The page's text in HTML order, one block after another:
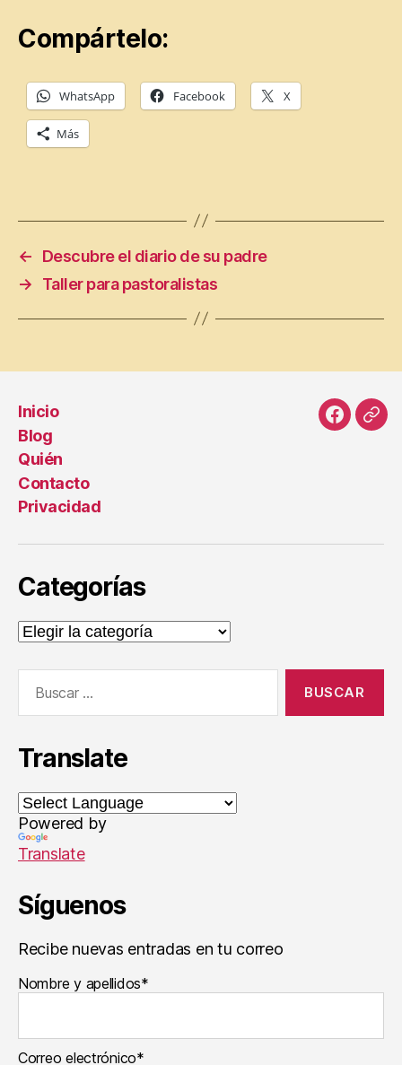
Compártelo:
WhatsApp Facebook X
Más
o
ie
n
z
o,
o
e
rs
n
←
Descubre el diario de su padre
→
Taller para pastoralistas
Inicio
Blog
Quién
Contacto
Privacidad
Categorías
Categorías
Translate
Powered by
Translate
Síguenos
Recibe nuevas entradas en tu correo
Nombre y apellidos*
Correo electrónico*